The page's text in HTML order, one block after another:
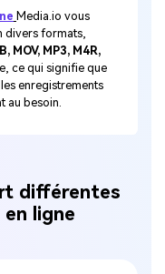
Media.io vous
divers formats,
MOV, MP3, M4R,
ce qui signifie que
enregistrements
au besoin.
différentes
ligne